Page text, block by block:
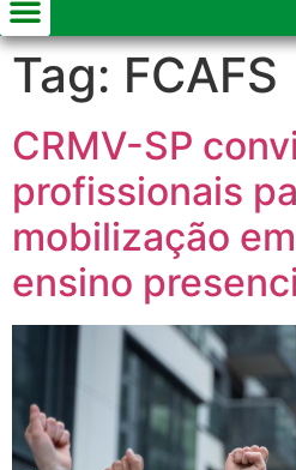
Tag: FCAFS
CRMV-SP
profissionais
mobilização
ensino